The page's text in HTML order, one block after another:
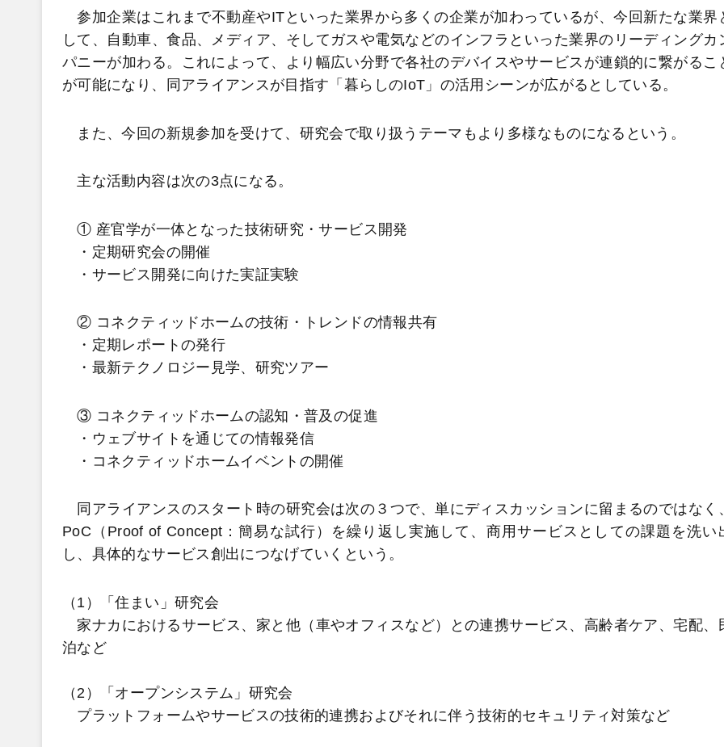
参加企業はこれまで不動産やITといった業界から多くの企業が加わっているが、今回新たな業界
して、自動車、食品、メディア、そしてガスや電気などのインフラといった業界のリーディングカ
パニーが加わる。これによって、より幅広い分野で各社のデバイスやサービスが連鎖的に繋がるこ
が可能になり、同アライアンスが目指す「暮らしのIoT」の活用シーンが広がるとしている。
また、今回の新規参加を受けて、研究会で取り扱うテーマもより多様なものになるという。
主な活動内容は次の3点になる。
① 産官学が一体となった技術研究・サービス開発
・定期研究会の開催
・サービス開発に向けた実証実験
② コネクティッドホームの技術・トレンドの情報共有
・定期レポートの発行
・最新テクノロジー見学、研究ツアー
③ コネクティッドホームの認知・普及の促進
・ウェブサイトを通じての情報発信
・コネクティッドホームイベントの開催
同アライアンスのスタート時の研究会は次の３つで、単にディスカッションに留まるのではなく
PoC（Proof of Concept：簡易な試行）を繰り返し実施して、商用サービスとしての課題を洗い
し、具体的なサービス創出につなげていくという。
（1）「住まい」研究会
家ナカにおけるサービス、家と他（車やオフィスなど）との連携サービス、高齢者ケア、宅配、
泊など
（2）「オープンシステム」研究会
プラットフォームやサービスの技術的連携およびそれに伴う技術的セキュリティ対策など